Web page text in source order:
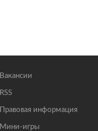
Вакансии
RSS
Правовая информация
Мини-игры